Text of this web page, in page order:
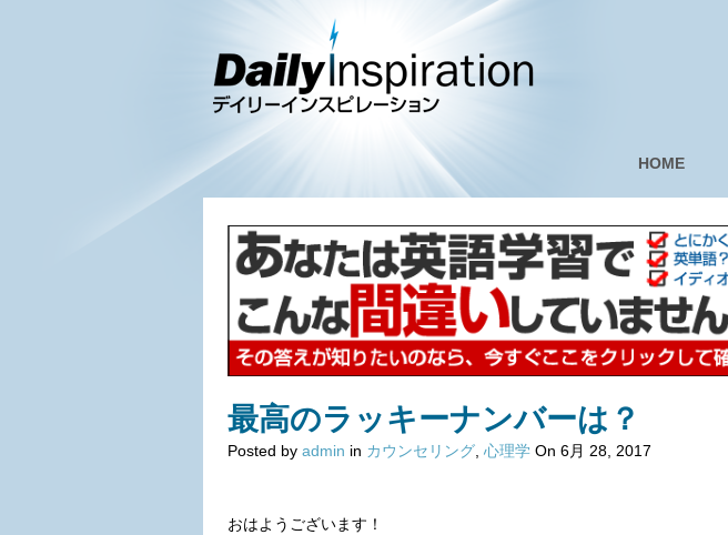
HOME
最高のラッキーナンバーは？
Posted by admin in カウンセリング 心理学 On 6月 28, 2017
おはようございます！